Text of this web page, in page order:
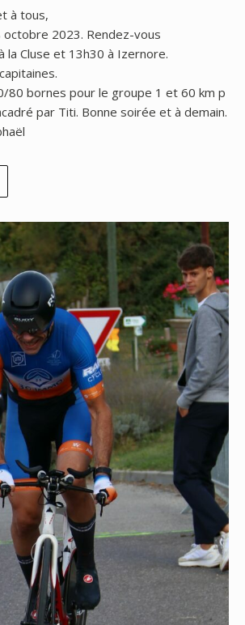
à tous,
octobre 2023. Rendez-vous
la Cluse et 13h30 à Izernore.
80 bornes pour le groupe 1 et 60 km p
par Titi. Bonne soirée et à demain.